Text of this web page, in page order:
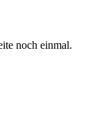
noch einmal.